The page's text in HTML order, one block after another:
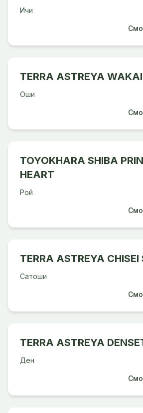
Ичи
TERRA ASTREYA
Оши
TOYOKHARA SHIBA
HEART
Рой
TERRA ASTREYA CHISEI
Сатоши
TERRA ASTREYA
Ден